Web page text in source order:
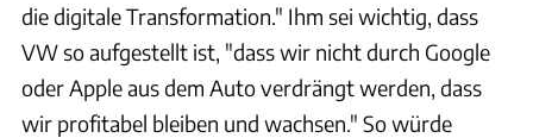
die digitale Transformation." Ihm sei wichtig, dass
VW so aufgestellt ist, "dass wir nicht durch Google
oder Apple aus dem Auto verdrängt werden, dass
wir profitabel bleiben und wachsen." So würde